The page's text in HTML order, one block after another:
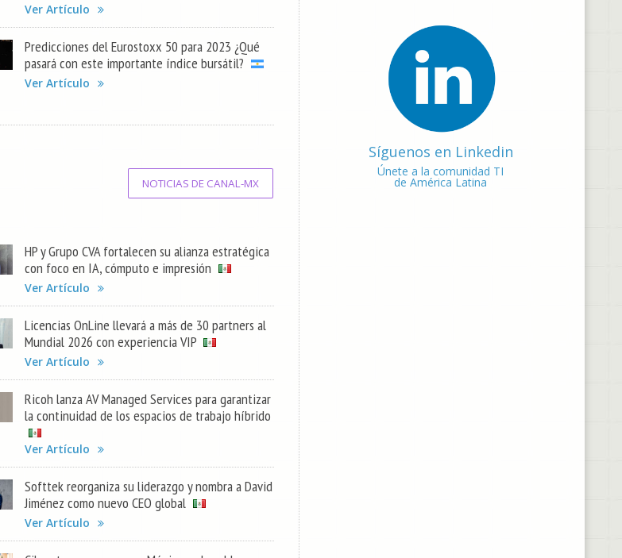
Ver Artículo
Predicciones del Eurostoxx 50 para 2023 ¿Qué
pasará con este importante índice bursátil?
Ver Artículo
NOTICIAS DE CANAL-MX
HP y Grupo CVA fortalecen su alianza estratégica
con foco en IA, cómputo e impresión
Ver Artículo
Licencias OnLine llevará a más de 30 partners al
Mundial 2026 con experiencia VIP
Ver Artículo
Ricoh lanza AV Managed Services para garantizar
la continuidad de los espacios de trabajo híbrido
Ver Artículo
Softtek reorganiza su liderazgo y nombra a David
Jiménez como nuevo CEO global
Ver Artículo
Síguenos en Linkedin
Únete a la comunidad TI
de América Latina